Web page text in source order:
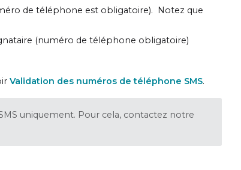
de téléphone est obligatoire). Notez que
(numéro de téléphone obligatoire)
Validation des numéros de téléphone SMS.
uniquement. Pour cela, contactez notre